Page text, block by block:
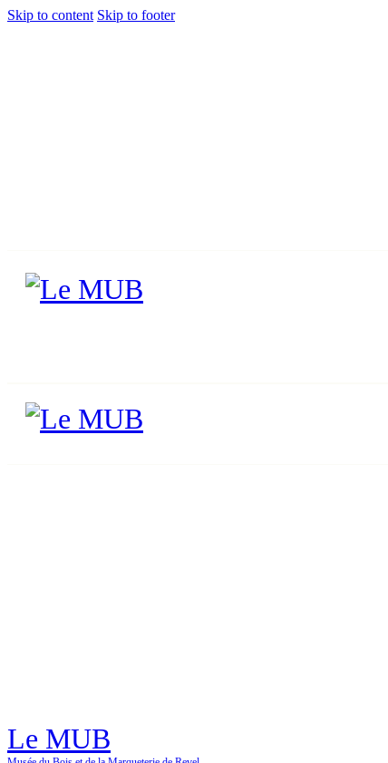
Skip to content Skip to footer
Le MUB